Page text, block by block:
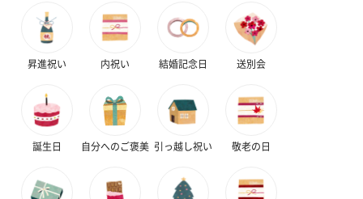
スタイ（ブルー）
ソックス（ピンク）
お酒
昇進祝い 内祝い 結婚記念日 送別会
誕生日 自分へのご褒美 引っ越し祝い 敬老の日